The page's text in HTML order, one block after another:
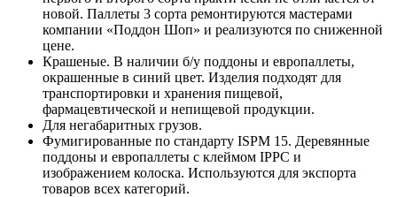
новой. Паллеты 3 сорта ремонтируются мастерами
компании «Поддон Шоп» и реализуются по сниженной
цене.
Крашеные. В наличии б/у поддоны и европаллеты,
окрашенные в синий цвет. Изделия подходят для
транспортировки и хранения пищевой,
фармацевтической и непищевой продукции.
Для негабаритных грузов.
Фумигированные по стандарту ISPM 15. Деревянные
поддоны и европаллеты с клеймом IPPC и
изображением колоска. Используются для экспорта
товаров всех категорий.